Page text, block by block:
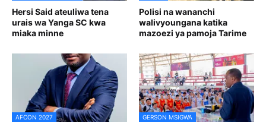
Hersi Said ateuliwa tena
urais wa Yanga SC kwa
miaka minne
Polisi na wananchi
walivyoungana katika
mazoezi ya pamoja Tarime
AFCON 2027 GERSON MSIGWA